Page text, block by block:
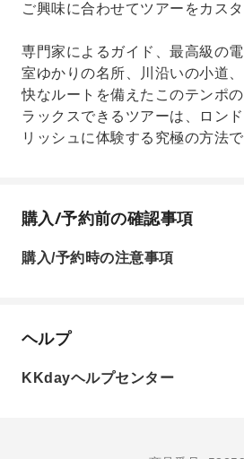
ご興味に合わせてツアーをカス
専門家によるガイド、最高級の
室ゆかりの名所、川沿いの小道
快なルートを備えたこのテンポ
ラックスできるツアーは、ロン
リッシュに体験する究極の方法で
購入/予約前の確認事項
購入/予約時の注意事項
ヘルプ
KKdayヘルプセンター